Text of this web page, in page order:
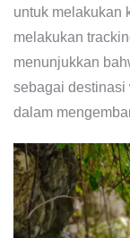
untuk melakukan
melakukan
menunjukkan
sebagai destinasi
dalam